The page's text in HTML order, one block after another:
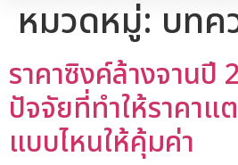
หมวดหมู่: บทค
ราคาซิงค์ล้างจานปี
ปัจจัยที่ทำให้ราคาแ
แบบไหนให้คุ้มค่า